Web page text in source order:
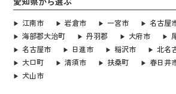
江南市 岩倉市 一宮市 名古屋
海部郡大治町
丹羽郡 大府市
名古屋市
日進市 稲沢市 北名
大口町
清須市 扶桑町 春日井
犬山市